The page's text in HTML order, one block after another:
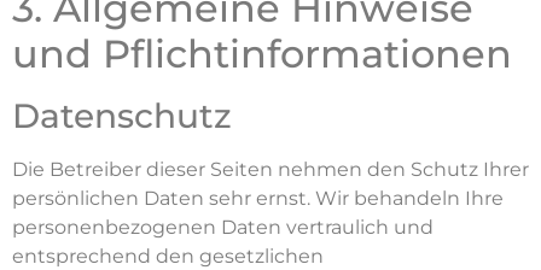
und Pflicht­informationen
Datenschutz
Die Betreiber dieser Seiten nehmen den Schutz Ihrer
persönlichen Daten sehr ernst. Wir behandeln Ihre
personenbezogenen Daten vertraulich und
entsprechend den gesetzlichen